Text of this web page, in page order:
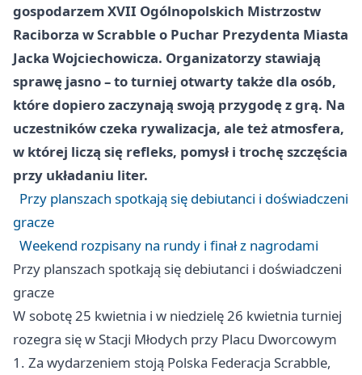
gospodarzem XVII Ogólnopolskich Mistrzostw
Raciborza w Scrabble o Puchar Prezydenta Miasta
Jacka Wojciechowicza. Organizatorzy stawiają
sprawę jasno – to turniej otwarty także dla osób,
które dopiero zaczynają swoją przygodę z grą. Na
uczestników czeka rywalizacja, ale też atmosfera,
w której liczą się refleks, pomysł i trochę szczęścia
przy układaniu liter.
Przy planszach spotkają się debiutanci i doświadczeni
gracze
Weekend rozpisany na rundy i finał z nagrodami
Przy planszach spotkają się debiutanci i doświadczeni
gracze
W sobotę 25 kwietnia i w niedzielę 26 kwietnia turniej
rozegra się w Stacji Młodych przy Placu Dworcowym
1. Za wydarzeniem stoją Polska Federacja Scrabble,